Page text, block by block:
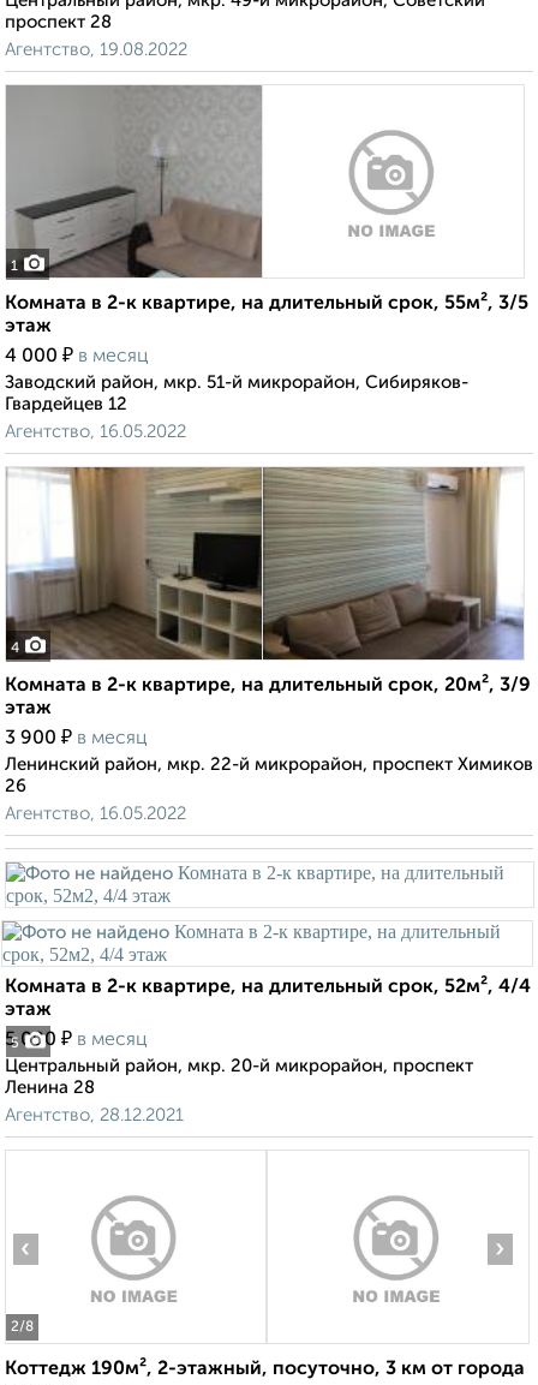
проспект 28
Агентство, 19.08.2022
1
Комната в 2-к квартире, на длительный срок, 55м², 3/5
этаж
4 000 ₽ в месяц
Заводский район, мкр. 51-й микрорайон, Сибиряков-
Гвардейцев 12
Агентство, 16.05.2022
4
Комната в 2-к квартире, на длительный срок, 20м², 3/9
этаж
3 900 ₽ в месяц
Ленинский район, мкр. 22-й микрорайон, проспект Химиков
26
Агентство, 16.05.2022
5
Комната в 2-к квартире, на длительный срок, 52м², 4/4
этаж
5 000 ₽ в месяц
Центральный район, мкр. 20-й микрорайон, проспект
Ленина 28
Агентство, 28.12.2021
2/8
‹ ›
Коттедж 190м², 2-этажный, посуточно, 3 км от города